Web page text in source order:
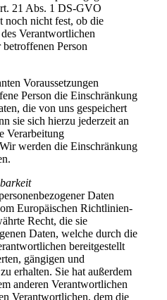
21 Abs. 1 DS-GVO
noch nicht fest, ob die
Verantwortlichen
betroffenen Person
Voraussetzungen
Person die Einschränkung
die von uns gespeichert
sie sich hierzu jederzeit an
Verarbeitung
werden die Einschränkung
Daten
Europäischen Richtlinien-
Recht, die sie
Daten, welche durch die
bereitgestellt
gängigen und
erhalten. Sie hat außerdem
anderen Verantwortlichen
Verantwortlichen, dem die